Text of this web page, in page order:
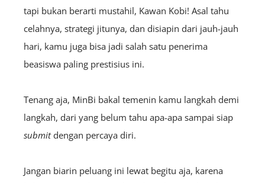
tapi bukan berarti mustahil, Kawan Kobi! Asal tahu
celahnya, strategi jitunya, dan disiapin dari jauh-jauh
hari, kamu juga bisa jadi salah satu penerima
beasiswa paling prestisius ini.
Tenang aja, MinBi bakal temenin kamu langkah demi
langkah, dari yang belum tahu apa-apa sampai siap
submitdengan percaya diri.
Jangan biarin peluang ini lewat begitu aja, karena